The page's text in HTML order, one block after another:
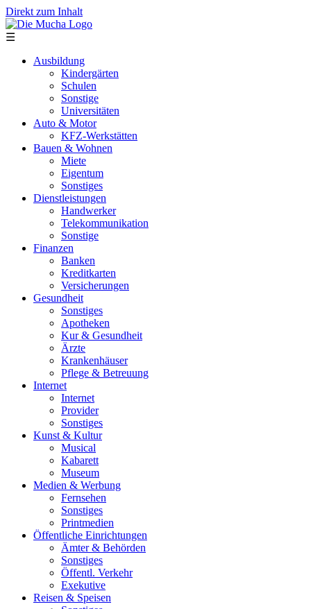
Direkt zum Inhalt
☰
Ausbildung
Kindergärten
Schulen
Sonstige
Universitäten
Auto & Motor
KFZ-Werkstätten
Bauen & Wohnen
Miete
Eigentum
Sonstiges
Dienstleistungen
Handwerker
Telekommunikation
Sonstige
Finanzen
Banken
Kreditkarten
Versicherungen
Gesundheit
Sonstiges
Apotheken
Kur & Gesundheit
Ärzte
Krankenhäuser
Pflege & Betreuung
Internet
Internet
Provider
Sonstiges
Kunst & Kultur
Musical
Kabarett
Museum
Medien & Werbung
Fernsehen
Sonstiges
Printmedien
Öffentliche Einrichtungen
Ämter & Behörden
Sonstiges
Öffentl. Verkehr
Exekutive
Reisen & Speisen